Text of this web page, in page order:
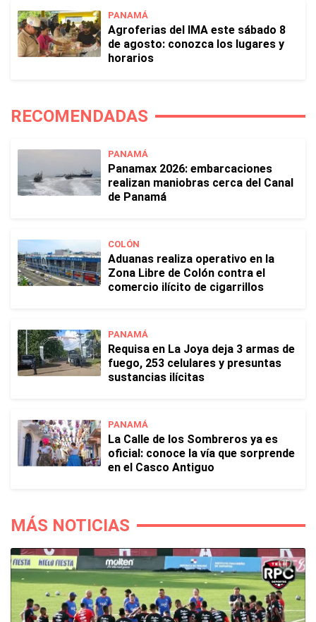
PANAMÁ
Agroferias del IMA este sábado 8
de agosto: conozca los lugares y
horarios
RECOMENDADAS
PANAMÁ
Panamax 2026: embarcaciones
realizan maniobras cerca del Canal
de Panamá
COLÓN
Aduanas realiza operativo en la
Zona Libre de Colón contra el
comercio ilícito de cigarrillos
PANAMÁ
Requisa en La Joya deja 3 armas de
fuego, 253 celulares y presuntas
sustancias ilícitas
PANAMÁ
La Calle de los Sombreros ya es
oficial: conoce la vía que sorprende
en el Casco Antiguo
MÁS NOTICIAS